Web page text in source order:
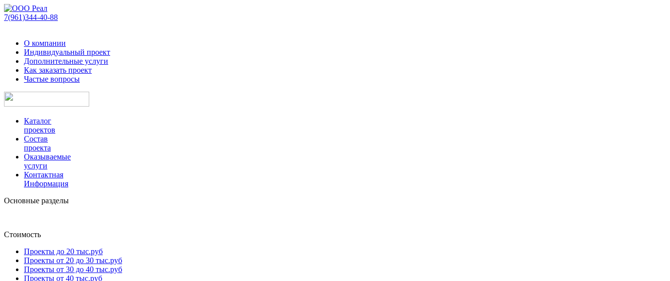
7(961)344-40-88
О компании
Индивидуальный проект
Дополнительные услуги
Как заказать проект
Частые вопросы
Каталог
проектов
Состав
проекта
Оказываемые
услуги
Контактная
Информация
Основные разделы
Стоимость
Проекты до 20 тыс.руб
Проекты от 20 до 30 тыс.руб
Проекты от 30 до 40 тыс.руб
Проекты от 40 тыс.руб